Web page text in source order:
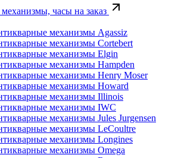
часы на заказ
механизмы Agassiz
механизмы Cortebert
механизмы Elgin
механизмы Hampden
механизмы Henry Moser
механизмы Howard
механизмы Illinois
механизмы IWC
механизмы Jules Jurgensen
механизмы LeCoultre
механизмы Longines
механизмы Omega